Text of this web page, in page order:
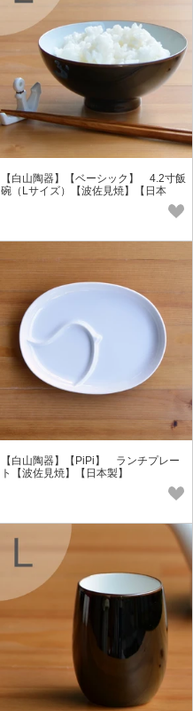
【白山陶器】【ベーシック】 4.2寸飯
碗（Lサイズ）【波佐見焼】【日本
【白山陶器】【PiPi】 ランチプレー
ト【波佐見焼】【日本製】